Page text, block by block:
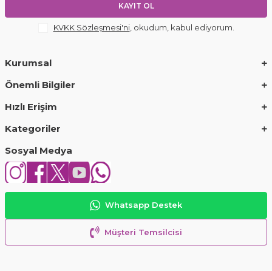
KAYIT OL
KVKK Sözleşmesi'ni, okudum, kabul ediyorum.
Kurumsal
Önemli Bilgiler
Hızlı Erişim
Kategoriler
Sosyal Medya
Whatsapp Destek
Müşteri Temsilcisi